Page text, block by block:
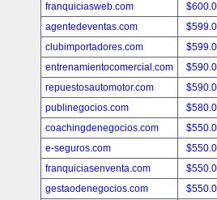
franquiciasweb.com
agentedeventas.com
clubimportadores.com
entrenamientocomercial.com
repuestosautomotor.com
publinegocios.com
coachingdenegocios.com
e-seguros.com
franquiciasenventa.com
gestaodenegocios.com